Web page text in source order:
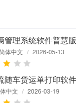
管理系统软件普慧版
体中文 / 2026-05-13
中文 / 2026-03-19